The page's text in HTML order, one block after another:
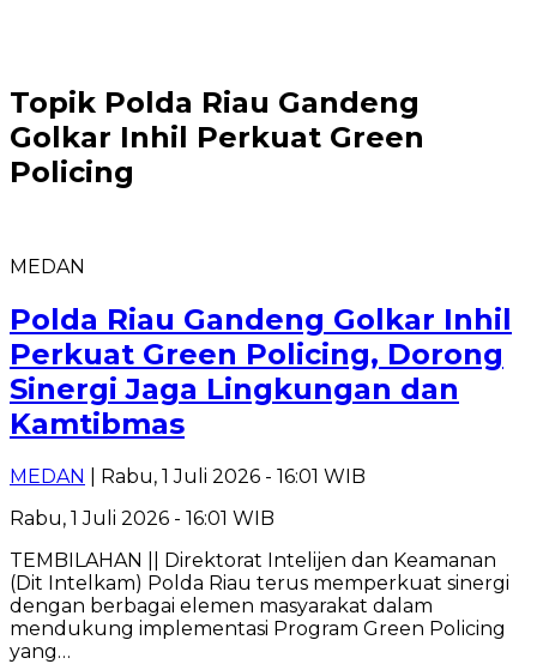
Topik Polda Riau Gandeng
Golkar Inhil Perkuat Green
Policing
MEDAN
Polda Riau Gandeng Golkar Inhil
Perkuat Green Policing, Dorong
Sinergi Jaga Lingkungan dan
Kamtibmas
MEDAN
| Rabu, 1 Juli 2026 - 16:01 WIB
Rabu, 1 Juli 2026 - 16:01 WIB
TEMBILAHAN || Direktorat Intelijen dan Keamanan
(Dit Intelkam) Polda Riau terus memperkuat sinergi
dengan berbagai elemen masyarakat dalam
mendukung implementasi Program Green Policing
yang…